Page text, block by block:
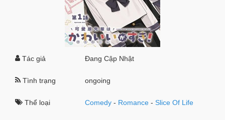
Tác giả Đang Cập Nhật
Tình trạng ongoing
Thể loại Comedy - Romance -Slice Of Life